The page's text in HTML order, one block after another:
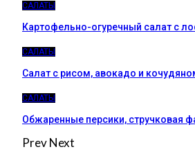
САЛАТЫ
Картофельно-огуречный салат с
САЛАТЫ
Салат с рисом, авокадо и
САЛАТЫ
Обжаренные персики, стручковая
PrevNext